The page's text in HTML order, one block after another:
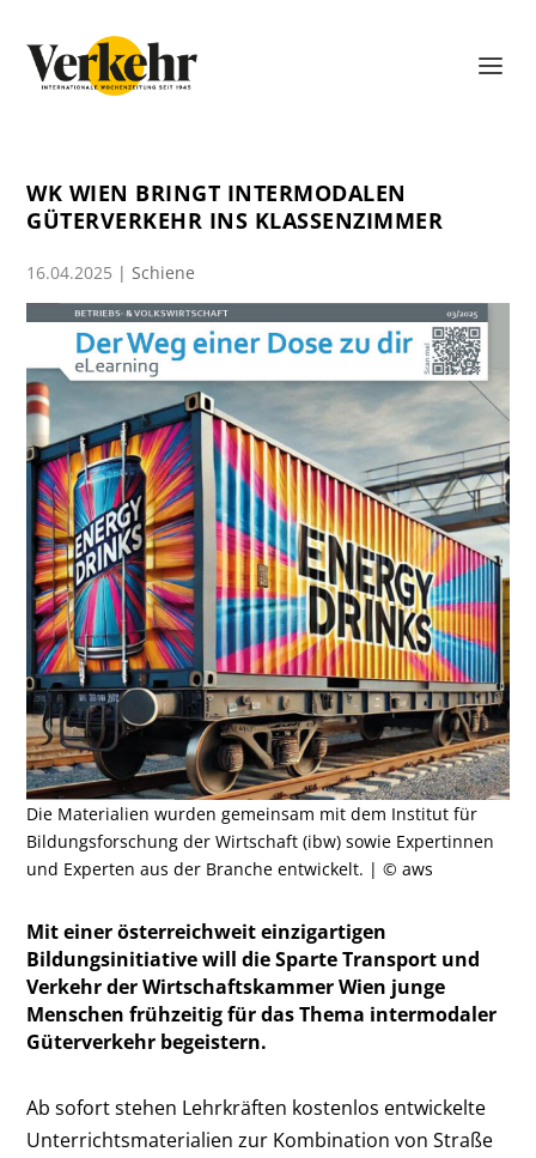
WK WIEN BRINGT INTERMODALEN
GÜTERVERKEHR INS KLASSENZIMMER
16.04.2025 |Schiene
Die Materialien wurden gemeinsam mit dem Institut für
Bildungsforschung der Wirtschaft (ibw) sowie Expertinnen
und Experten aus der Branche entwickelt. | © aws
Mit einer österreichweit einzigartigen
Bildungsinitiative will die Sparte Transport und
Verkehr der Wirtschaftskammer Wien junge
Menschen frühzeitig für das Thema intermodaler
Güterverkehr begeistern.
Ab sofort stehen Lehrkräften kostenlos entwickelte
Unterrichtsmaterialien zur Kombination von Straße